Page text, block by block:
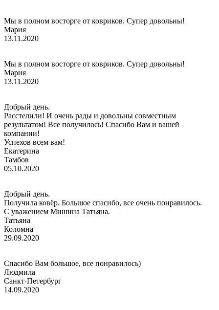
Мы в полном восторге от ковриков. Супер довольны!
Мария
13.11.2020
Мы в полном восторге от ковриков. Супер довольны!
Мария
13.11.2020
Добрый день.
Расстелили! И очень рады и довольны совместным
результатом! Все получилось! Спасибо Вам и вашей
компании!
Успехов всем вам!
Екатерина
Тамбов
05.10.2020
Добрый день.
Получила ковёр. Большое спасибо, все очень понравилось.
С уважением Мишина Татьяна.
Татьяна
Коломна
29.09.2020
Спасибо Вам большое, все понравилось)
Людмила
Санкт-Петербург
14.09.2020